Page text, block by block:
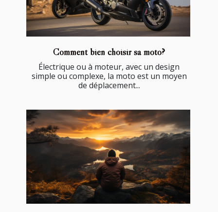
Comment bien choisir sa moto?
Électrique ou à moteur, avec un design
simple ou complexe, la moto est un moyen
de déplacement...